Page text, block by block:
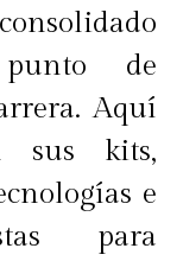
de
Aquí
sus kits,
e
para